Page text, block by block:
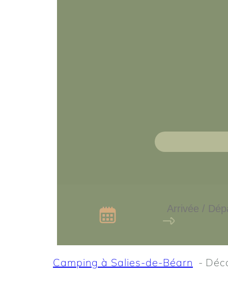
Camping à Salies-de-Béarn